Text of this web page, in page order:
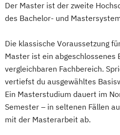
Rechtswissenschaften
Nawi-Tec für
medienkulturellen
Philosophie -
Kontext
Politikwissenschaft –
Partizipation
Politikwissenschaft
Der Master ist der zweite
des Bachelor- und
Die klassische Voraussetzung
Master ist ein abgeschlossenes
vergleichbaren Fachbereich.
vertiefst du ausgewähltes
Ein Masterstudium dauert im
Semester – in seltenen Fällen
mit der Masterarbeit ab.